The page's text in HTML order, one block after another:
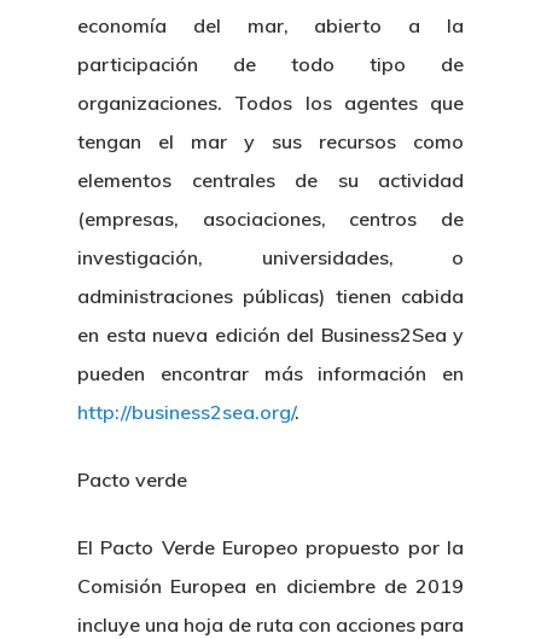
economía del mar, abierto a la
participación de todo tipo de
organizaciones. Todos los agentes que
tengan el mar y sus recursos como
elementos centrales de su actividad
(empresas, asociaciones, centros de
investigación, universidades, o
administraciones públicas) tienen cabida
en esta nueva edición del Business2Sea y
pueden encontrar más información en
http://business2sea.org/.
Pacto verde
El Pacto Verde Europeo propuesto por la
Comisión Europea en diciembre de 2019
incluye una hoja de ruta con acciones para